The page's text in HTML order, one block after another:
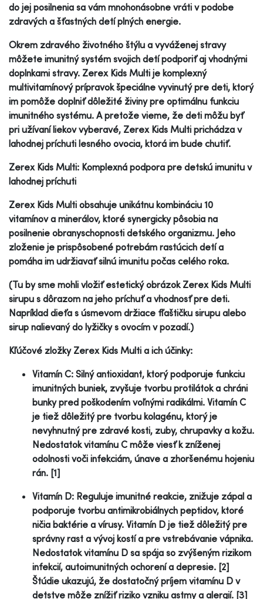
do jej posilnenia sa vám mnohonásobne vráti v podobe
zdravých a šťastných detí plných energie.
Okrem zdravého životného štýlu a vyváženej stravy
môžete imunitný systém svojich detí podporiť aj vhodnými
doplnkami stravy. Zerex Kids Multi je komplexný
multivitamínový prípravok špeciálne vyvinutý pre deti, ktorý
im pomôže doplniť dôležité živiny pre optimálnu funkciu
imunitného systému. A pretože vieme, že deti môžu byť
pri užívaní liekov vyberavé, Zerex Kids Multi prichádza v
lahodnej príchuti lesného ovocia, ktorá im bude chutiť.
Zerex Kids Multi: Komplexná podpora pre detskú imunitu v
lahodnej príchuti
Zerex Kids Multi obsahuje unikátnu kombináciu 10
vitamínov a minerálov, ktoré synergicky pôsobia na
posilnenie obranyschopnosti detského organizmu. Jeho
zloženie je prispôsobené potrebám rastúcich detí a
pomáha im udržiavať silnú imunitu počas celého roka.
(Tu by sme mohli vložiť estetický obrázok Zerex Kids Multi
sirupu s dôrazom na jeho príchuť a vhodnosť pre deti.
Napríklad dieťa s úsmevom držiace fľaštičku sirupu alebo
sirup nalievaný do lyžičky s ovocím v pozadí.)
Kľúčové zložky Zerex Kids Multi a ich účinky:
Vitamín C: Silný antioxidant, ktorý podporuje funkciu
imunitných buniek, zvyšuje tvorbu protilátok a chráni
bunky pred poškodením voľnými radikálmi. Vitamín C
je tiež dôležitý pre tvorbu kolagénu, ktorý je
nevyhnutný pre zdravé kosti, zuby, chrupavky a kožu.
Nedostatok vitamínu C môže viesť k zníženej
odolnosti voči infekciám, únave a zhoršenému hojeniu
rán. [1]
Vitamín D: Reguluje imunitné reakcie, znižuje zápal a
podporuje tvorbu antimikrobiálnych peptidov, ktoré
ničia baktérie a vírusy. Vitamín D je tiež dôležitý pre
správny rast a vývoj kostí a pre vstrebávanie vápnika.
Nedostatok vitamínu D sa spája so zvýšeným rizikom
infekcií, autoimunitných ochorení a depresie. [2]
Štúdie ukazujú, že dostatočný príjem vitamínu D v
detstve môže znížiť riziko vzniku astmy a alergií. [3]